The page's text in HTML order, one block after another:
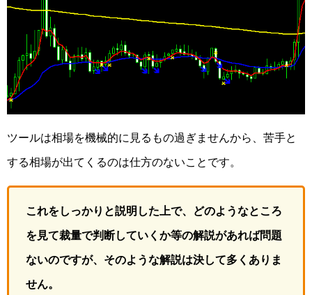
ツールは相場を機械的に見るもの過ぎませんから、苦手と
する相場が出てくるのは仕方のないことです。
これをしっかりと説明した上で、どのようなところ
を見て裁量で判断していくか等の解説があれば問題
ないのですが、そのような解説は決して多くありま
せん。